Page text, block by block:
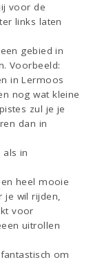
voor de
links laten
gebied in
Voorbeeld:
in Lermoos
nog wat kleine
zul je je
dan in
als in
heel mooie
je wil rijden,
voor
uitrollen
om